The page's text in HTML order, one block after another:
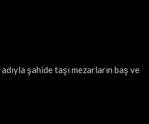
şahide taşı mezarların baş ve